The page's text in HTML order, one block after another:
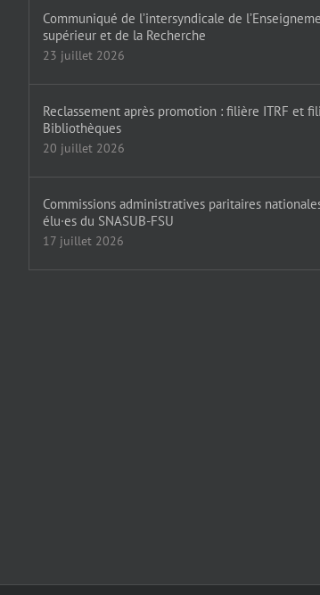
Communiqué de l’intersyndicale de
supérieur et de la Recherche
23 juillet 2026
Reclassement après promotion : filière ITRF et
Bibliothèques
20 juillet 2026
Commissions administratives paritaires
élu·es du SNASUB-FSU
17 juillet 2026